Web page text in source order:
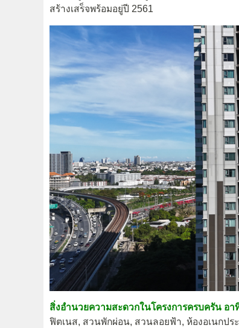
สร้างเสร็จพร้อมอยู่ปี 2561
สิ่งอำนวยความสะดวกในโครงการครบครัน อา
ฟิตเนส, สวนพักผ่อน, สวนลอยฟ้า, ห้องอเนกป